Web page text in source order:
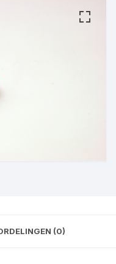
(0)